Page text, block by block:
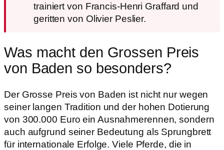
trainiert von Francis-Henri Graffard und
geritten von Olivier Peslier.
Was macht den Grossen Preis
von Baden so besonders?
Der Grosse Preis von Baden ist nicht nur wegen
seiner langen Tradition und der hohen Dotierung
von 300.000 Euro ein Ausnahmerennen, sondern
auch aufgrund seiner Bedeutung als Sprungbrett
für internationale Erfolge. Viele Pferde, die in